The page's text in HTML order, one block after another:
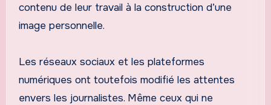
contenu de leur travail à la construction d’une
image personnelle.
Les réseaux sociaux et les plateformes
numériques ont toutefois modifié les attentes
envers les journalistes. Même ceux qui ne